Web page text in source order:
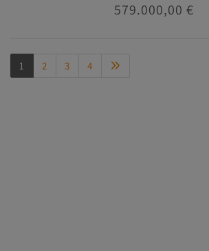
579.000,00 €
1 2 3 4